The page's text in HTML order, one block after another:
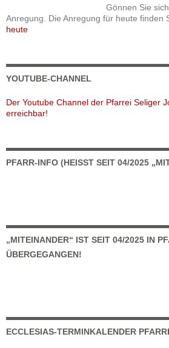
Gönnen Sie
Anregung. Die Anregung für heute finden
heute
YOUTUBE-CHANNEL
Der Youtube Channel der Pfarrei Seliger
erreichbar!
PFARR-INFO (HEISST SEIT 04/2025
„MITEINANDER“ IST SEIT 04/2025 IN
ÜBERGEGANGEN!
ECCLESIAS-TERMINKALENDER